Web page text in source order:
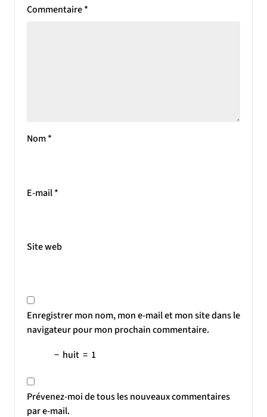
Commentaire*
Nom*
E-mail*
Site web
Enregistrer mon nom, mon e-mail et mon site dans le
navigateur pour mon prochain commentaire.
− huit = 1
Prévenez-moi de tous les nouveaux commentaires
par e-mail.